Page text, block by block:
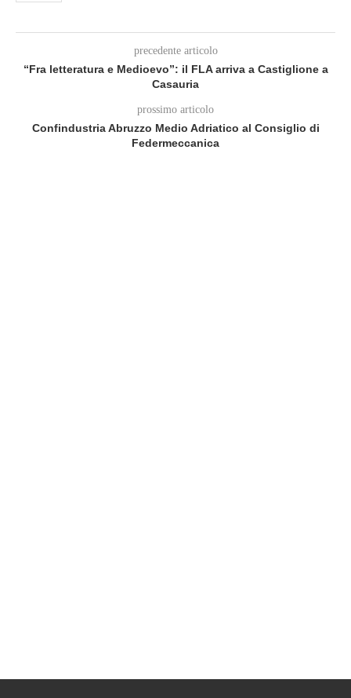
precedente articolo
“Fra letteratura e Medioevo”: il FLA arriva a Castiglione a
Casauria
prossimo articolo
Confindustria Abruzzo Medio Adriatico al Consiglio di
Federmeccanica